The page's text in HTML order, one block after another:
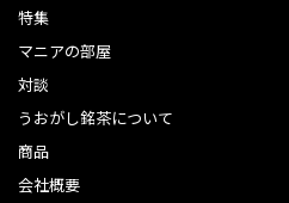
特集
マニアの部屋
対談
うおがし銘茶について
商品
会社概要